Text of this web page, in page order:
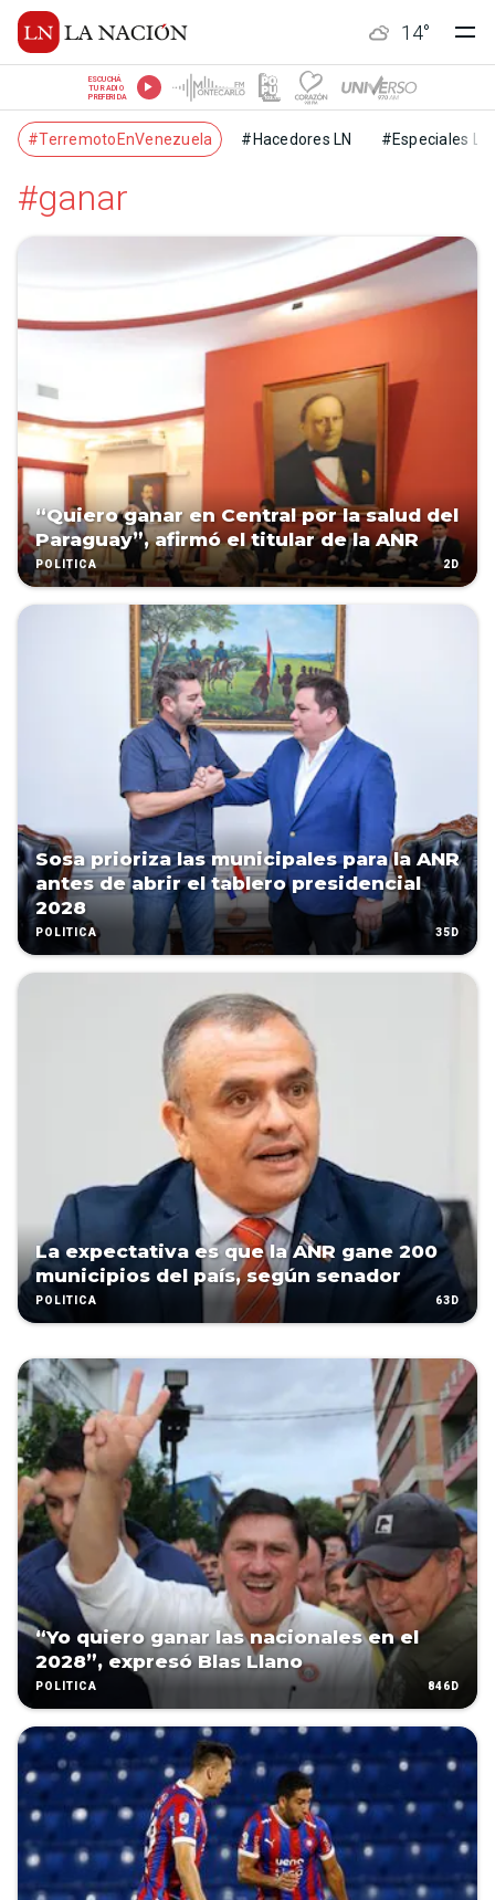
14°
ESCUCHÁ
TU RADIO
PREFERIDA
#TerremotoEnVenezuela #Hacedores LN #Especiales LN
#ganar
“Quiero ganar en Central por la salud del
Paraguay”, afirmó el titular de la ANR
POLÍTICA 2D
Sosa prioriza las municipales para la ANR
antes de abrir el tablero presidencial
2028
POLÍTICA 35D
La expectativa es que la ANR gane 200
municipios del país, según senador
POLÍTICA 63D
“Yo quiero ganar las nacionales en el
2028”, expresó Blas Llano
POLÍTICA 846D